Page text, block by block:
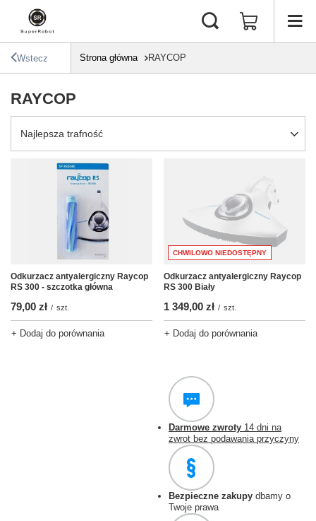
Wstecz Strona główna RAYCOP
RAYCOP
Zmień sortowanie
Najlepsza trafność
Odkurzacz antyalergiczny Raycop
RS 300 - szczotka główna
79,00 zł / szt.
+ Dodaj do porównania
CHWILOWO NIEDOSTĘPNY
Odkurzacz antyalergiczny Raycop
RS 300 Biały
1 349,00 zł / szt.
+ Dodaj do porównania
Darmowe zwroty 14 dni na
zwrot bez podawania przyczyny
Bezpieczne zakupy dbamy o
Twoje prawa